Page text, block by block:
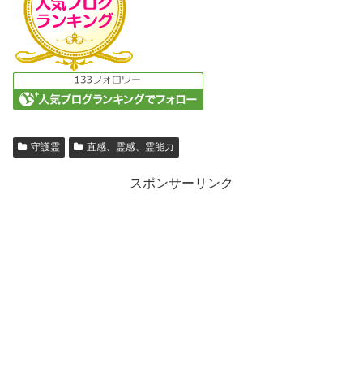
守護霊 直感、霊感、霊能力
スポンサーリンク